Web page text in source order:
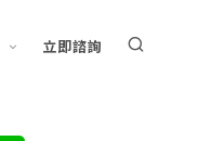
立即諮詢